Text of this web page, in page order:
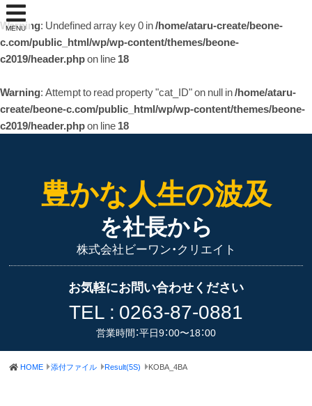
MENU
Warning: Undefined array key 0 in/home/ataru-create/beone-
c.com/public_html/wp/wp-content/themes/beone-
c2019/header.phpon line18
Warning: Attempt to read property "cat_ID" on null in/home/ataru-
create/beone-c.com/public_html/wp/wp-content/themes/beone-
c2019/header.phpon line18
豊かな人生の波及
を社長から
株式会社ビーワン・クリエイト
お気軽にお問い合わせください
TEL : 0263-87-0881
営業時間：平日9：00〜18：00
HOME 添付ファイル Result(5S) KOBA_4BA